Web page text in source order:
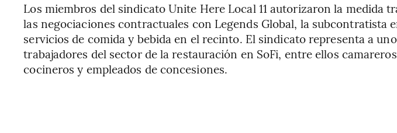
Los miembros del sindicato Unite Here Local 11 autorizaron la medida
las negociaciones contractuales con Legends Global, la subcontratista
servicios de comida y bebida en el recinto. El sindicato representa a
trabajadores del sector de la restauración en SoFi, entre ellos
cocineros y empleados de concesiones.